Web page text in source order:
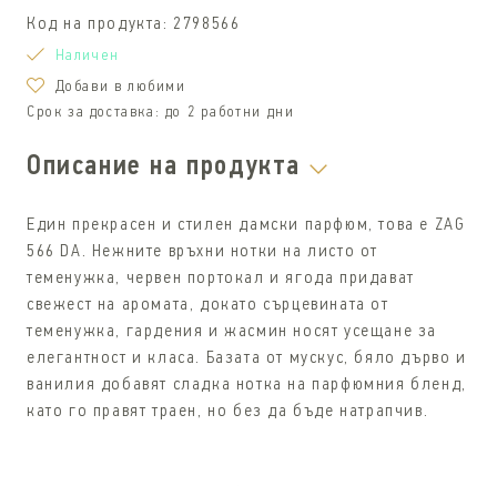
Код на продукта: 2798566
Наличен
Добави в любими
Срок за доставка: до 2 работни дни
Описание на продукта
Един прекрасен и стилен дамски парфюм, това е ZAG
566 DA. Нежните връхни нотки на листо от
теменужка, червен портокал и ягода придават
свежест на аромата, докато сърцевината от
теменужка, гардения и жасмин носят усещане за
елегантност и класа. Базата от мускус, бяло дърво и
ванилия добавят сладка нотка на парфюмния бленд,
като го правят траен, но без да бъде натрапчив.